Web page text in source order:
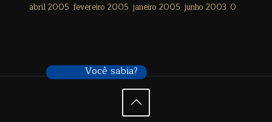
abril 2005 fevereiro 2005 janeiro 2005 junho 2003 0
Você sabia?